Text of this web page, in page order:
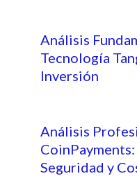
Análisis
Tecnología
Inversión
Análisis
Seguridad y